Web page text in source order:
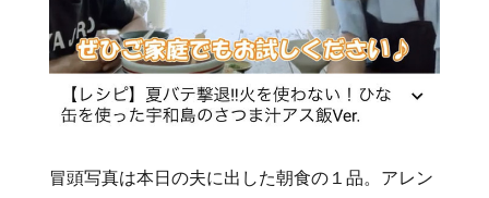
冒頭写真は本日の夫に出した朝食の１品。アレン